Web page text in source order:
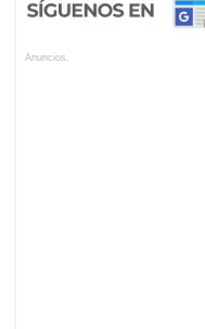
Anuncios.